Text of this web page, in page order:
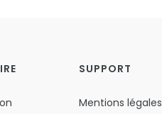
SUPPORT
Mentions légales